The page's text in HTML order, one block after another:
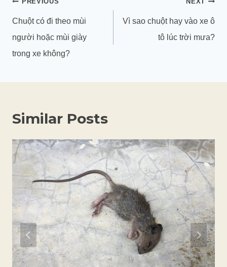
hướng
bài
viết
Chuột có đi theo mùi
người hoặc mùi giày
trong xe không?
Vì sao chuột hay vào xe ô
tô lúc trời mưa?
Similar Posts